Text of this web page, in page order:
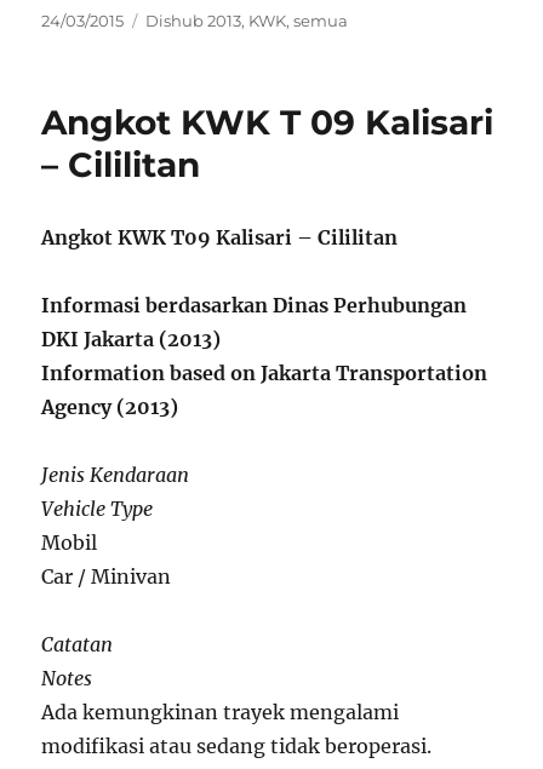
Posted
24/03/2015 Categories
Dishub 2013, KWK,semua
Angkot KWK T 09 Kalisari
– Cililitan
Angkot KWK T09 Kalisari – Cililitan
Informasi berdasarkan Dinas Perhubungan
DKI Jakarta (2013)
Information based on Jakarta Transportation
Agency (2013)
Jenis Kendaraan
Vehicle Type
Mobil
Car / Minivan
Catatan
Notes
Ada kemungkinan trayek mengalami
modifikasi atau sedang tidak beroperasi.